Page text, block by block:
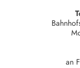
an